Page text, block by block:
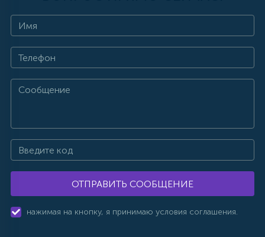
ОТПРАВИТЬ СООБЩЕНИЕ
нажимая на кнопку, я принимаю условия соглашения.